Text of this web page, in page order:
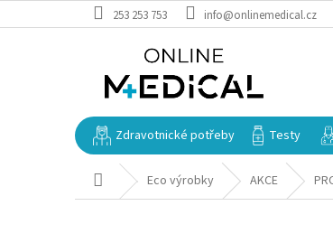
na
253 253 753 info@onlinemedical.cz
Zdravotnické potřeby Testy
Domů Eco výrobky AKCE